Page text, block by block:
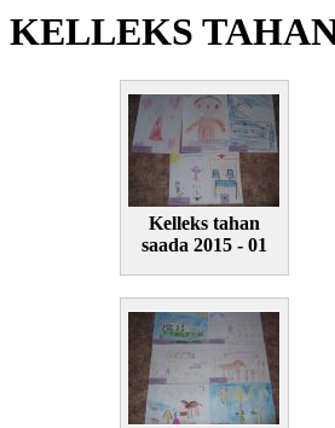
KELLEKS
Kelleks tahan
saada 2015 - 01